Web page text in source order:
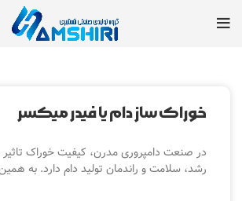
خوراک ساز دام یا فیدر میکسر
در صنعت دامپروری مدرن، کیفیت خوراک
رشد، سلامت و راندمان تولید دام دارد. به